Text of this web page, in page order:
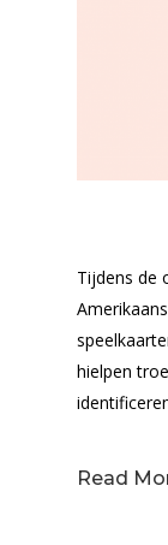
Tijdens de
hielpen
Read